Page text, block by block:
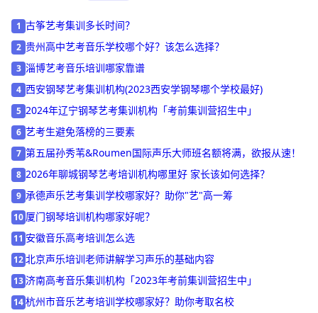
1 古筝艺考集训多长时间？
2 贵州高中艺考音乐学校哪个好？该怎么选择？
3 淄博艺考音乐培训哪家靠谱
4 西安钢琴艺考集训机构(2023西安学钢琴哪个学校最好)
5 2024年辽宁钢琴艺考集训机构「考前集训营招生中」
6 艺考生避免落榜的三要素
7 第五届孙秀苇&Roumen国际声乐大师班名额将满，欲报从速！
8 2026年聊城钢琴艺考培训机构哪里好 家长该如何选择？
9 承德声乐艺考集训学校哪家好？助你"艺"高一筹
10 厦门钢琴培训机构哪家好呢？
11安徽音乐高考培训怎么选
12北京声乐培训老师讲解学习声乐的基础内容
13济南高考音乐集训机构「2023年考前集训营招生中」